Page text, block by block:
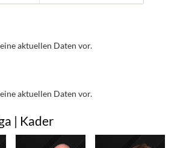
aktuellen Daten vor.
aktuellen Daten vor.
| Kader